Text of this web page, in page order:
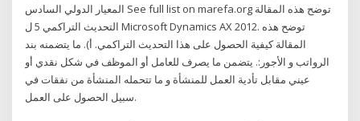
المعيار الدولي السادس See full list on marefa.org توضح هذه المقالة
التحديث التراكمي 5 ل Microsoft Dynamics AX 2012. توضح هذه
المقالة كيفية الحصول على هذا التحديث التراكمي. أ). ما يتضمنه بند
الرواتب و الأجور:. يتضمن ما يصرف للعامل أو الموظف في شكل نقدي أو
عيني مقابل تأدية العمل للمنشأة و ما تتحمله المنشأة من نفقات في
سبيل الحصول على العمل.